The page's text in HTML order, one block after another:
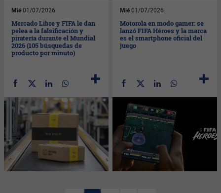
Mié 01/07/2026
Mercado Libre y FIFA le dan
pelea a la falsificación y
piratería durante el Mundial
2026 (105 búsquedas de
producto por minuto)
Mié 01/07/2026
Motorola en modo gamer: se
lanzó FIFA Héroes y la marca
es el smartphone oficial del
juego